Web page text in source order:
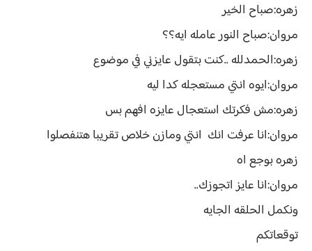
زهره:صباح الخير
مروان:صباح النور عامله ايه؟؟
زهره:الحمدلله ..كنت بتقول عايزني في موضوع
مروان:ايوه انتي مستعجله كدا ليه
زهره:مش فكرتك استعجال عايزه افهم بس
مروان:انا عرفت انك انتي ومازن خلاص تقريبا هتنفصلوا
زهره بوجع اه
مروان:انا عايز اتجوزك..
ونكمل الحلقه الجايه
توقعاتكم